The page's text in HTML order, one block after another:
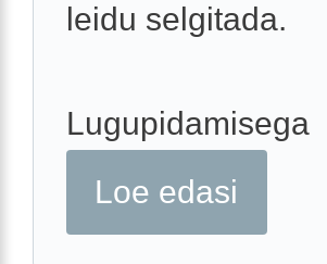
leidu selgitada.
Lugupidamisega
Loe edasi